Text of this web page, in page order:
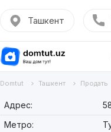
Ташкент
Domtut Ташкент Продать
Адрес:
Метро: